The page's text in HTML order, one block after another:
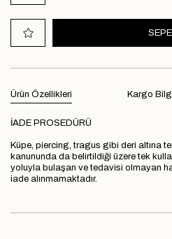
Ürün Özellikleri Kargo
İADE PROSEDÜRÜ
Küpe, piercing, tragus gibi deri altına
kanununda da belirtildiği üzere tek
yoluyla bulaşan ve tedavisi olmayan
iade alınmamaktadır.